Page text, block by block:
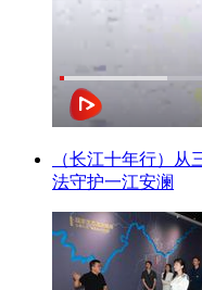
（长江十年行）从
法守护一江安澜